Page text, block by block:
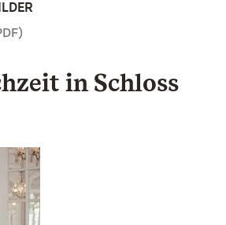
in Schloss